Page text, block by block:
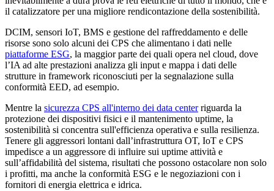
il catalizzatore per una migliore rendicontazione della sostenibilità.
DCIM, sensori IoT, BMS e gestione del raffreddamento e delle
risorse sono solo alcuni dei CPS che alimentano i dati nelle
piattaforme ESG, la maggior parte dei quali opera nel cloud, dove
l’IA ad alte prestazioni analizza gli input e mappa i dati delle
strutture in framework riconosciuti per la segnalazione sulla
conformità EED, ad esempio.
Mentre la sicurezza CPS all'interno dei data centerriguarda la
protezione dei dispositivi fisici e il mantenimento uptime, la
sostenibilità si concentra sull'efficienza operativa e sulla resilienza.
Tenere gli aggressori lontani dall’infrastruttura OT, IoT e CPS
impedisce a un aggressore di influire sui uptime attività e
sull’affidabilità del sistema, risultati che possono ostacolare non solo
i profitti, ma anche la conformità ESG e le negoziazioni con i
fornitori di energia elettrica e idrica.